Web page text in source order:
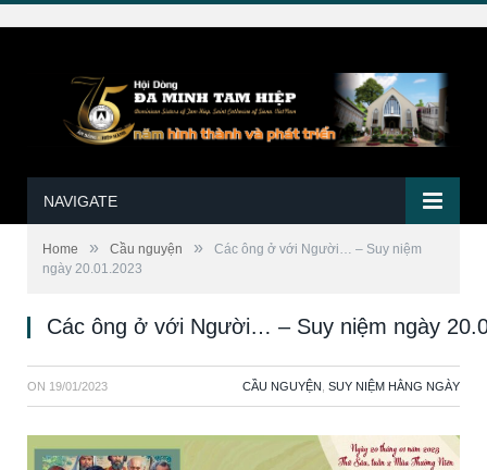
NAVIGATE
Home » Cầu nguyện »
Các ông ở với Người… – Suy niệm
ngày 20.01.2023
Các ông ở với Người… – Suy niệm ngày
ON 19/01/2023 CẦU NGUYỆN SUY NIỆM HẰNG NGÀY